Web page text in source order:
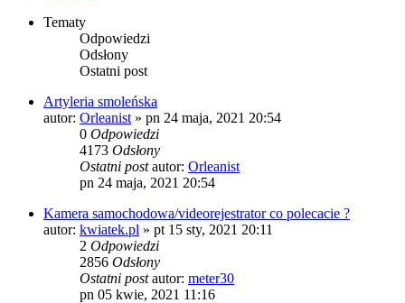
Tematy
Odpowiedzi
Odsłony
Ostatni post
Artyleria smoleńska
autor: Orleanist » pn 24 maja, 2021 20:54
0 Odpowiedzi
4173 Odsłony
Ostatni postautor: Orleanist
pn 24 maja, 2021 20:54
Kamera samochodowa/videorejestrator co polecacie ?
autor: kwiatek.pl » pt 15 sty, 2021 20:11
2 Odpowiedzi
2856 Odsłony
Ostatni postautor: meter30
pn 05 kwie, 2021 11:16